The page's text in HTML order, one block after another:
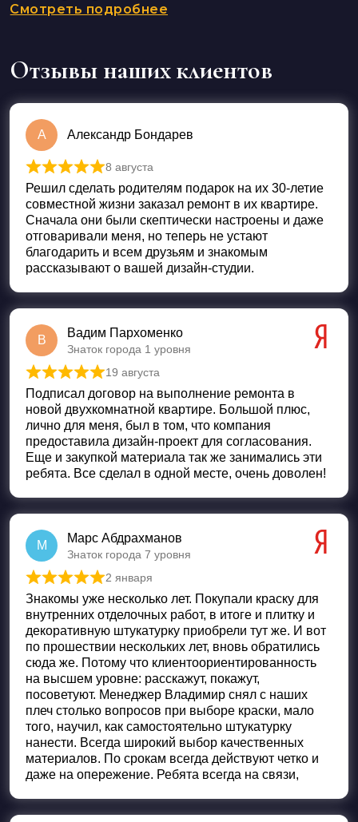
Смотреть подробнее
Отзывы наших клиентов
А Александр Бондарев
Оценка 5из 5
8 августа
Решил сделать родителям подарок на их 30-летие
совместной жизни заказал ремонт в их квартире.
Сначала они были скептически настроены и даже
отговаривали меня, но теперь не устают
благодарить и всем друзьям и знакомым
рассказывают о вашей дизайн-студии.
В
Вадим Пархоменко
Знаток города 1 уровня
Оценка5 из 5
19 августа
Подписал договор на выполнение ремонта в
новой двухкомнатной квартире. Большой плюс,
лично для меня, был в том, что компания
предоставила дизайн-проект для согласования.
Еще и закупкой материала так же занимались эти
ребята. Все сделал в одной месте, очень доволен!
М
Марс Абдрахманов
Знаток города 7 уровня
Оценка 5из 5
2 января
Знакомы уже несколько лет. Покупали краску для
внутренних отделочных работ, в итоге и плитку и
декоративную штукатурку приобрели тут же. И вот
по прошествии нескольких лет, вновь обратились
сюда же. Потому что клиентоориентированность
на высшем уровне: расскажут, покажут,
посоветуют. Менеджер Владимир снял с наших
плеч столько вопросов при выборе краски, мало
того, научил, как самостоятельно штукатурку
нанести. Всегда широкий выбор качественных
материалов. По срокам всегда действуют четко и
даже на опережение. Ребята всегда на связи,